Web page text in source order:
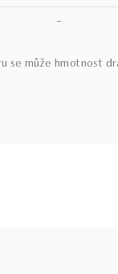
–
se může hmotnost